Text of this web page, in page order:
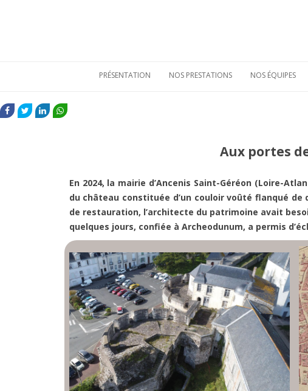
PRÉSENTATION NOS PRESTATIONS NOS ÉQUIPES
FACEBOOK
TWITTERLINKEDIN
Aux portes
En 2024, la mairie d’Ancenis Saint-Géréon (Loire-
du château constituée d’un couloir voûté flanqué
de restauration, l’architecte du patrimoine avait
quelques jours, confiée à Archeodunum, a permis